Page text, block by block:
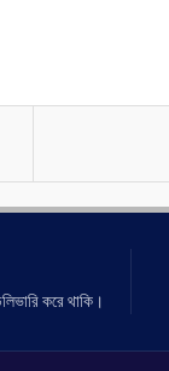
করে থাকি।